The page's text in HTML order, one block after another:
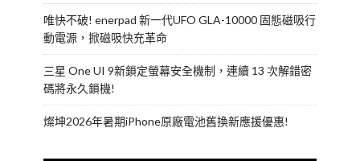
唯快不破! enerpad 新一代UFO GLA-10000 固態磁吸行
動電源，掀磁吸快充革命
三星 One UI 9新鎖定螢幕安全機制，連續 13 次解錯密
碼將永久鎖機!
燦坤2026年暑期iPhone原廠電池舊換新應援優惠!